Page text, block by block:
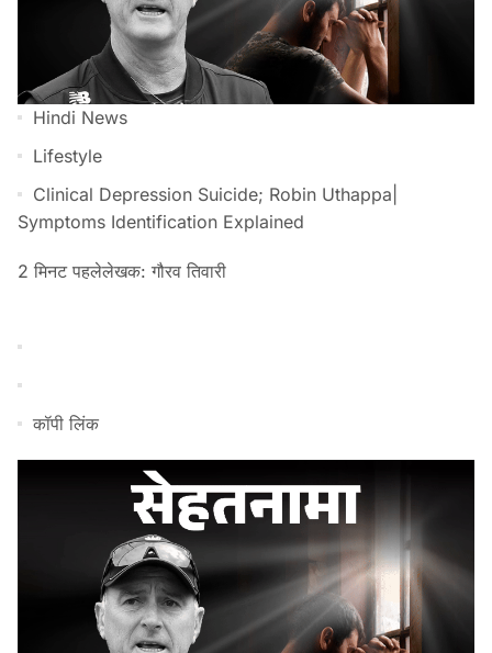
Hindi News
Lifestyle
Clinical Depression Suicide; Robin Uthappa|
Symptoms Identification Explained
2 मिनट पहलेलेखक: गौरव तिवारी
कॉपी लिंक